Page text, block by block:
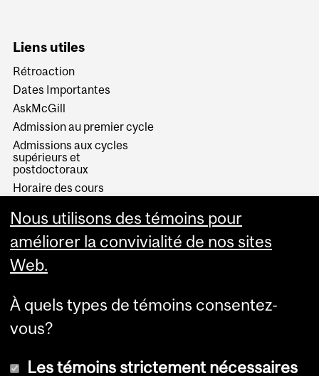
Liens utiles
Rétroaction
Dates Importantes
AskMcGill
Admission au premier cycle
Admissions aux cycles
supérieurs et
postdoctoraux
Horaire des cours
Services aux étudiants
Nous utilisons des témoins pour
améliorer la convivialité de nos sites
Web.
À quels types de témoins consentez-
vous?
Les témoins strictement nécessaires